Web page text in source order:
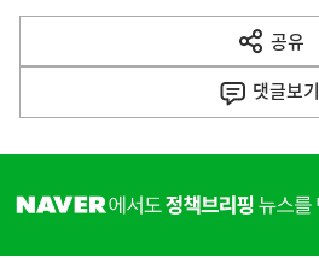
다
음
공유
열
기
댓글보기
단